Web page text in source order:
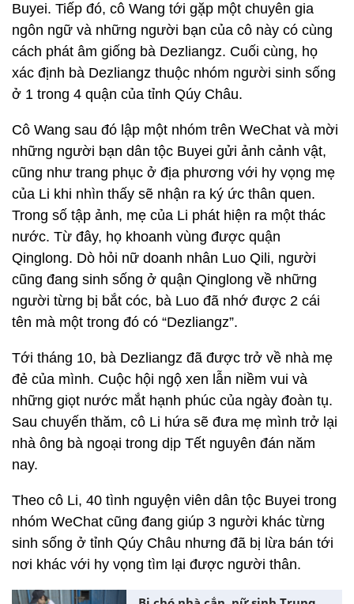
Buyei. Tiếp đó, cô Wang tới gặp một chuyên gia
ngôn ngữ và những người bạn của cô này có cùng
cách phát âm giống bà Dezliangz. Cuối cùng, họ
xác định bà Dezliangz thuộc nhóm người sinh sống
ở 1 trong 4 quận của tỉnh Qúy Châu.
Cô Wang sau đó lập một nhóm trên WeChat và mời
những người bạn dân tộc Buyei gửi ảnh cảnh vật,
cũng như trang phục ở địa phương với hy vọng mẹ
của Li khi nhìn thấy sẽ nhận ra ký ức thân quen.
Trong số tập ảnh, mẹ của Li phát hiện ra một thác
nước. Từ đây, họ khoanh vùng được quận
Qinglong. Dò hỏi nữ doanh nhân Luo Qili, người
cũng đang sinh sống ở quận Qinglong về những
người từng bị bắt cóc, bà Luo đã nhớ được 2 cái
tên mà một trong đó có “Dezliangz”.
Tới tháng 10, bà Dezliangz đã được trở về nhà mẹ
đẻ của mình. Cuộc hội ngộ xen lẫn niềm vui và
những giọt nước mắt hạnh phúc của ngày đoàn tụ.
Sau chuyến thăm, cô Li hứa sẽ đưa mẹ mình trở lại
nhà ông bà ngoại trong dịp Tết nguyên đán năm
nay.
Theo cô Li, 40 tình nguyện viên dân tộc Buyei trong
nhóm WeChat cũng đang giúp 3 người khác từng
sinh sống ở tỉnh Qúy Châu nhưng đã bị lừa bán tới
nơi khác với hy vọng tìm lại được người thân.